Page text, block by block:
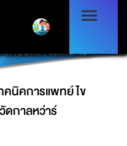
คนิคการแพทย์ไข
ห่งวัดกาลหว่าร์
คนิคการแพทย์ไข
ดกาลหว่าร์